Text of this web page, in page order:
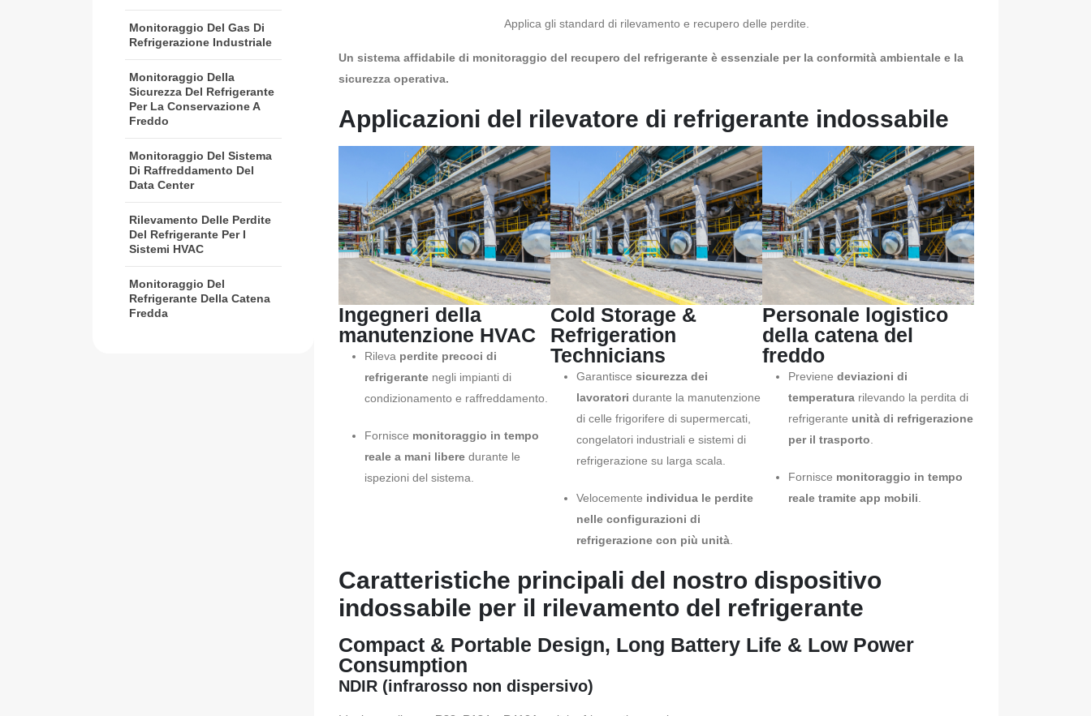
Monitoraggio Del Gas Di
Refrigerazione Industriale
Monitoraggio Della
Sicurezza Del Refrigerante
Per La Conservazione A
Freddo
Monitoraggio Del Sistema
Di Raffreddamento Del
Data Center
Rilevamento Delle Perdite
Del Refrigerante Per I
Sistemi HVAC
Monitoraggio Del
Refrigerante Della Catena
Fredda
Applica gli standard di rilevamento e recupero delle perdite.
Un sistema affidabile di monitoraggio del recupero del refrigerante è essenziale per la conformità ambientale e la
sicurezza operativa.
Applicazioni del rilevatore di refrigerante indossabile
Ingegneri della
manutenzione HVAC
Rileva perdite precoci di
refrigerante negli impianti di
condizionamento e raffreddamento.
Fornisce monitoraggio in tempo
reale a mani libere durante le
ispezioni del sistema.
Cold Storage &
Refrigeration
Technicians
Garantiscesicurezza dei
lavoratori durante la manutenzione
di celle frigorifere di supermercati,
congelatori industriali e sistemi di
refrigerazione su larga scala.
Velocemente individua le perdite
nelle configurazioni di
refrigerazione con più unità
Personale logistico
della catena del
freddo
Previenedeviazioni di
temperatura rilevando la perdita di
refrigerante unità di refrigerazione
per il trasporto
Fornisce monitoraggio in tempo
reale tramite app mobili
Caratteristiche principali del nostro dispositivo
indossabile per il rilevamento del refrigerante
Compact & Portable Design, Long Battery Life & Low Power
Consumption
NDIR (infrarosso non dispersivo)